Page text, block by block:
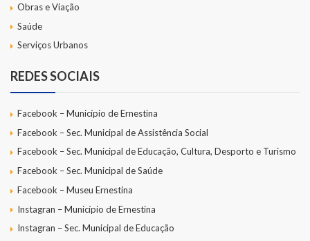
Obras e Viação
Saúde
Serviços Urbanos
REDES SOCIAIS
Facebook – Município de Ernestina
Facebook – Sec. Municipal de Assistência Social
Facebook – Sec. Municipal de Educação, Cultura, Desporto e Turismo
Facebook – Sec. Municipal de Saúde
Facebook – Museu Ernestina
Instagran – Município de Ernestina
Instagran – Sec. Municipal de Educação